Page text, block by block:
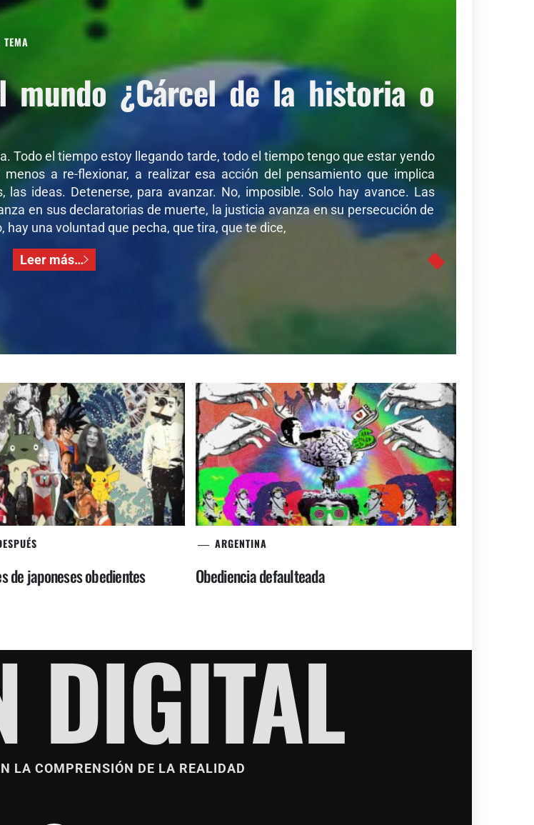
TEMA
mundo ¿Cárcel de la historia o
Todo el tiempo estoy llegando tarde, todo el tiempo tengo que estar yendo
a re-flexionar, a realizar esa acción del pensamiento que implica
ideas. Detenerse, para avanzar. No, imposible. Solo hay avance. Las
en sus declaratorias de muerte, la justicia avanza en su persecución de
una voluntad que pecha, que tira, que te dice,
Leer más…
de japoneses obedientes
ARGENTINA
Obediencia defaulteada
DIGITAL
LA COMPRENSIÓN DE LA REALIDAD